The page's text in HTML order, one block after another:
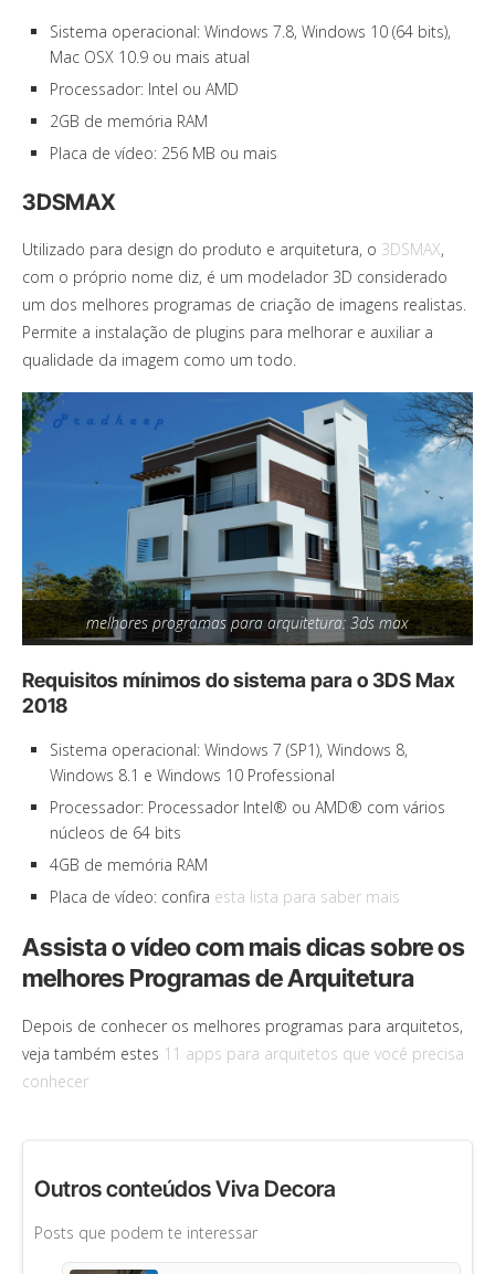
Sistema operacional: Windows 7.8, Windows 10 (64 bits),
Mac OSX 10.9 ou mais atual
Processador: Intel ou AMD
2GB de memória RAM
Placa de vídeo: 256 MB ou mais
3DSMAX
Utilizado para design do produto e arquitetura, o 3DSMAX,
com o próprio nome diz, é um modelador 3D considerado
um dos melhores programas de criação de imagens realistas.
Permite a instalação de plugins para melhorar e auxiliar a
qualidade da imagem como um todo.
melhores programas para arquitetura: 3ds max
Requisitos mínimos do sistema para o 3DS Max
2018
Sistema operacional: Windows 7 (SP1), Windows 8,
Windows 8.1 e Windows 10 Professional
Processador: Processador Intel® ou AMD® com vários
núcleos de 64 bits
4GB de memória RAM
Placa de vídeo: confira esta lista para saber mais
Assista o vídeo com mais dicas sobre os
melhores Programas de Arquitetura
Depois de conhecer os melhores programas para arquitetos,
veja também estes 11 apps para arquitetos que você precisa
conhecer
Outros conteúdos Viva Decora
Posts que podem te interessar